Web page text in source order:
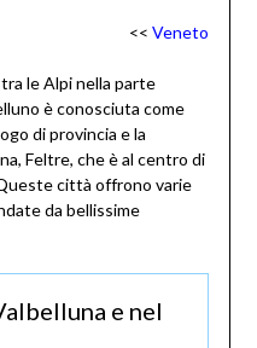
<<Veneto
le Alpi nella parte
è conosciuta come
di provincia e la
Feltre, che è al centro di
città offrono varie
da bellissime
e nel